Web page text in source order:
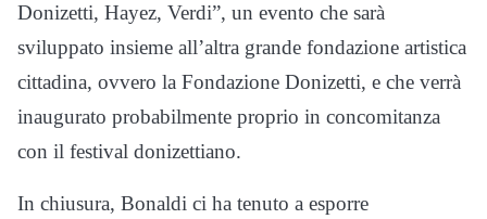
Donizetti, Hayez, Verdi”, un evento che sarà
sviluppato insieme all’altra grande fondazione artistica
cittadina, ovvero la Fondazione Donizetti, e che verrà
inaugurato probabilmente proprio in concomitanza
con il festival donizettiano.
In chiusura, Bonaldi ci ha tenuto a esporre